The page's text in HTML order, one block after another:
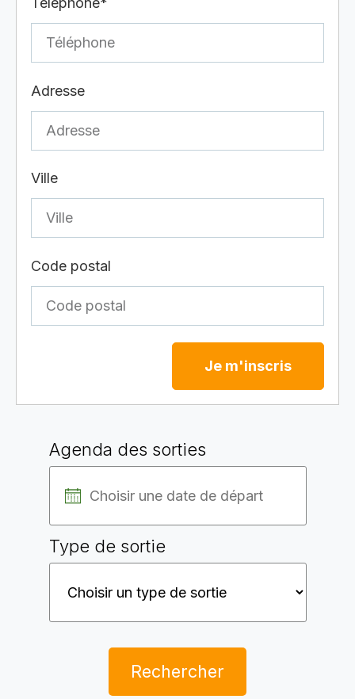
Adresse
Ville
Code postal
Je m'inscris
Agenda des sorties
Type de sortie
Rechercher